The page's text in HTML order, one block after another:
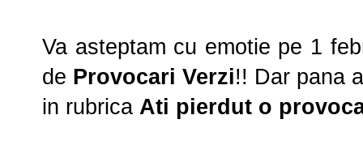
Va asteptam cu emotie pe 1
de Provocari Verzi!! Dar pana
in rubrica Ati pierdut o